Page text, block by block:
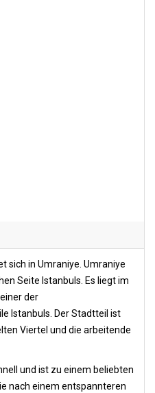
sich in Umraniye. Umraniye
Seite Istanbuls. Es liegt im
der
Istanbuls. Der Stadtteil ist
Viertel und die arbeitende
und ist zu einem beliebten
nach einem entspannteren